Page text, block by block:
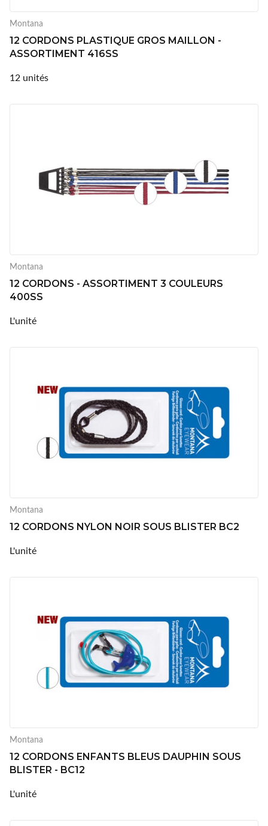
Montana
12 CORDONS PLASTIQUE GROS MAILLON -
ASSORTIMENT 416SS
12 unités
Montana
12 CORDONS - ASSORTIMENT 3 COULEURS
400SS
L'unité
Montana
12 CORDONS NYLON NOIR SOUS BLISTER BC2
L'unité
Montana
12 CORDONS ENFANTS BLEUS DAUPHIN SOUS
BLISTER - BC12
L'unité